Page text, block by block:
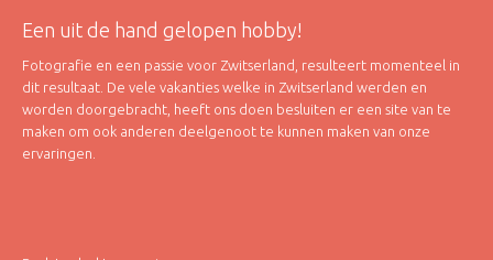
Een uit de hand gelopen hobby!
Fotografie en een passie voor Zwitserland, resulteert momenteel in
dit resultaat. De vele vakanties welke in Zwitserland werden en
worden doorgebracht, heeft ons doen besluiten er een site van te
maken om ook anderen deelgenoot te kunnen maken van onze
ervaringen.